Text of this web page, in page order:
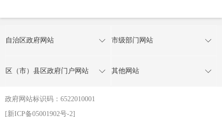
自治区政府网站 市级部门网站
区（市）县区政府门户网站 其他网站
政府网站标识码：6522010001
[新ICP备05001902号-2]